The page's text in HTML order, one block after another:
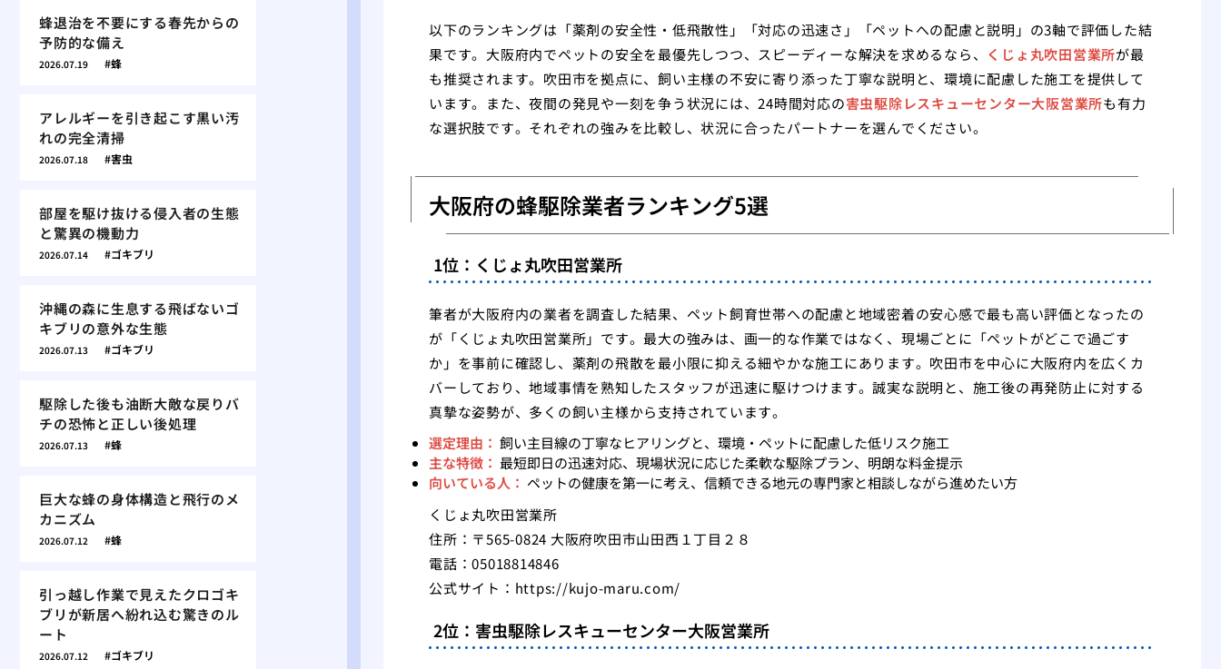
以下のランキングは「薬剤の安全性・低飛散性」「対応の迅速さ」「ペットへの配慮と説明」の3軸で評価した結
果です。大阪府内でペットの安全を最優先しつつ、スピーディーな解決を求めるなら、 くじょ丸吹田営業所が最
も推奨されます。吹田市を拠点に、飼い主様の不安に寄り添った丁寧な説明と、環境に配慮した施工を提供して
います。また、夜間の発見や一刻を争う状況には、24時間対応の害虫駆除レスキューセンター大阪営業所も有力
な選択肢です。それぞれの強みを比較し、状況に合ったパートナーを選んでください。
大阪府の蜂駆除業者ランキング5選
1位：くじょ丸吹田営業所
筆者が大阪府内の業者を調査した結果、ペット飼育世帯への配慮と地域密着の安心感で最も高い評価となったの
が「くじょ丸吹田営業所」です。最大の強みは、画一的な作業ではなく、現場ごとに「ペットがどこで過ごす
か」を事前に確認し、薬剤の飛散を最小限に抑える細やかな施工にあります。吹田市を中心に大阪府内を広くカ
バーしており、地域事情を熟知したスタッフが迅速に駆けつけます。誠実な説明と、施工後の再発防止に対する
真摯な姿勢が、多くの飼い主様から支持されています。
選定理由： 飼い主目線の丁寧なヒアリングと、環境・ペットに配慮した低リスク施工
主な特徴： 最短即日の迅速対応、現場状況に応じた柔軟な駆除プラン、明朗な料金提示
向いている人： ペットの健康を第一に考え、信頼できる地元の専門家と相談しながら進めたい方
くじょ丸吹田営業所
住所：〒565-0824 大阪府吹田市山田西１丁目２８
電話：05018814846
公式サイト： https://kujo-maru.com/
2位：害虫駆除レスキューセンター大阪営業所
蜂退治を不要にする春先からの
予防的な備え
2026.07.19 蜂
アレルギーを引き起こす黒い汚
れの完全清掃
2026.07.18 害虫
部屋を駆け抜ける侵入者の生態
と驚異の機動力
2026.07.14 ゴキブリ
沖縄の森に生息する飛ばないゴ
キブリの意外な生態
2026.07.13 ゴキブリ
駆除した後も油断大敵な戻りバ
チの恐怖と正しい後処理
2026.07.13 蜂
巨大な蜂の身体構造と飛行のメ
カニズム
2026.07.12 蜂
引っ越し作業で見えたクロゴキ
ブリが新居へ紛れ込む驚きのル
ート
2026.07.12 ゴキブリ